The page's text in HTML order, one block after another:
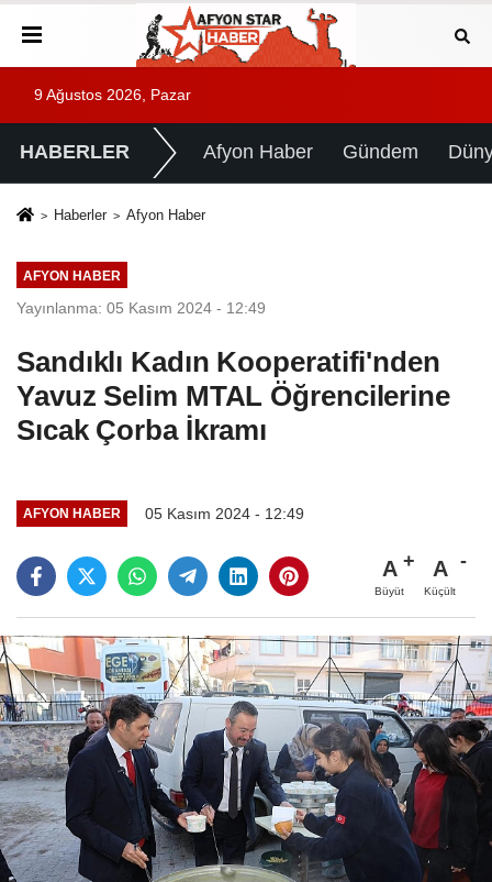
9 Ağustos 2026, Pazar
HABERLER Afyon Haber Gündem
Haberler Afyon Haber
AFYON HABER
Yayınlanma: 05 Kasım 2024 - 12:49
Sandıklı Kadın Kooperatifi'nden
Yavuz Selim MTAL Öğrencilerine
Sıcak Çorba İkramı
AFYON HABER 05 Kasım 2024 - 12:49
A
Büyüt
A
Küçült